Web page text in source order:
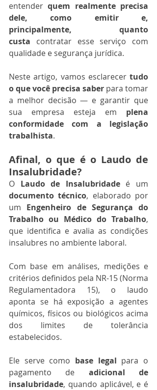
entender quem realmente precisa
dele, como emitir e,
principalmente, quanto
custa contratar esse serviço com
qualidade e segurança jurídica.
Neste artigo, vamos esclarecer tudo
o que você precisa saber para tomar
a melhor decisão — e garantir que
sua empresa esteja em plena
conformidade com a legislação
trabalhista.
Afinal, o que é o Laudo de
Insalubridade?
O Laudo de Insalubridade
documento técnico, elaborado por
um Engenheiro de Segurança do
Trabalho ou Médico do Trabalho,
que identifica e avalia as condições
insalubres no ambiente laboral.
Com base em análises, medições e
critérios definidos pela NR-15 (Norma
Regulamentadora 15), o laudo
aponta se há exposição a agentes
químicos, físicos ou biológicos acima
dos limites de tolerância
estabelecidos.
Ele serve como base legal para o
pagamento de adicional de
insalubridade, quando aplicável, e é